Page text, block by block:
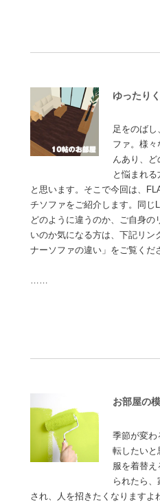
ゆったり
足をのばし
ファ。様々
んあり、ど
と悩まれ
と思います。そこで今回は、
チソファをご紹介します。同じ
どのように違うのか、ご自身の
いのか気になる方は、下記リン
ナーソファの違い」をご覧くだ
……
お部屋の
季節が変わ
転したいと
服を着替え
られたら
され、人を招きたくなりますよ